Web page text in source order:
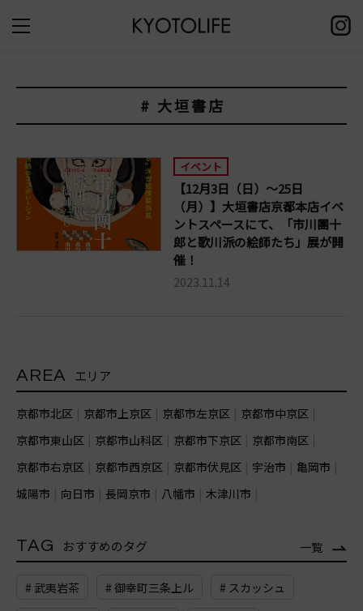
# 大垣書店
イベント
【12月3日（日）～25日
（月）】大垣書店京都本店イベ
ントスペースにて、「市川團十
郎と歌川派の絵師たち」展が開
催！
2023.11.14
AREA エリア
京都市北区 京都市上京区 京都市左京区
京都市中京区
京都市東山区
京都市山科区 京都市下京区
京都市南区
京都市右京区
京都市西京区 京都市伏見区 宇治市
亀岡市
城陽市
向日市 長岡京市 八幡市 木津川市
TAG おすすめのタグ 一覧
# 武夷岩茶 # 御幸町三条上ル # スカッシュ